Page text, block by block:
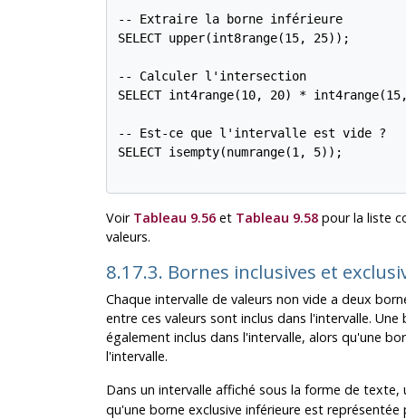
-- Extraire la borne inférieure
SELECT upper(int8range(15, 25));
-- Calculer l'intersection
SELECT int4range(10, 20) *
-- Est-ce que l'intervalle est vide ?
SELECT isempty(numrange(1, 5));
Voir Tableau 9.56et Tableau 9.58pour la liste
valeurs.
8.17.3. Bornes inclusives et
Chaque intervalle de valeurs non vide a deux
entre ces valeurs sont inclus dans l'intervalle.
également inclus dans l'intervalle, alors qu'une
l'intervalle.
Dans un intervalle affiché sous la forme de
qu'une borne exclusive inférieure est